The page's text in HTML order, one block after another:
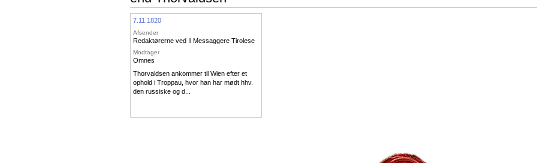
7.11.1820
Afsender
Redaktørerne ved Il Messaggere Tirolese
Modtager
Omnes
Thorvaldsen ankommer til Wien efter et
ophold i Troppau, hvor han har mødt hhv.
den russiske og d...